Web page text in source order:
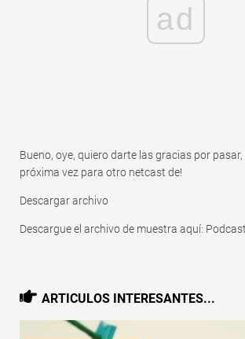
ad
Bueno, oye, quiero darte las gracias por pasar,
próxima vez para otro netcast de!
Descargar archivo
Descargue el archivo de muestra aquí:
ARTICULOS INTERESANTES...